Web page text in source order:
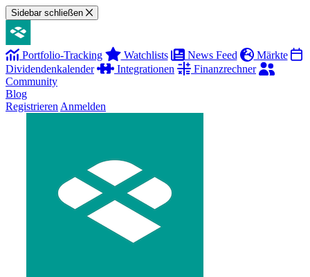
Sidebar schließen
Portfolio-Tracking Watchlists News Feed
Märkte
Dividendenkalender
Integrationen
Finanzrechner
Community
Blog
Registrieren Anmelden